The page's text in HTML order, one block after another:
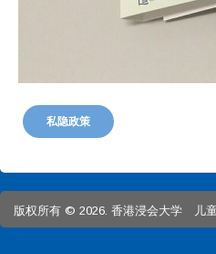
私隐政策
版权所有 © 2026. 香港浸会大学 儿